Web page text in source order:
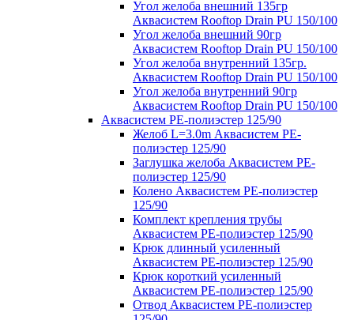
Угол желоба внешний 135гр
Аквасистем Rooftop Drain PU 150/100
Угол желоба внешний 90гр
Аквасистем Rooftop Drain PU 150/100
Угол желоба внутренний 135гр.
Аквасистем Rooftop Drain PU 150/100
Угол желоба внутренний 90гр
Аквасистем Rooftop Drain PU 150/100
Аквасистем PE-полиэстер 125/90
Желоб L=3.0m Аквасистем PE-
полиэстер 125/90
Заглушка желоба Аквасистем PE-
полиэстер 125/90
Колено Аквасистем PE-полиэстер
125/90
Комплект крепления трубы
Аквасистем PE-полиэстер 125/90
Крюк длинный усиленный
Аквасистем PE-полиэстер 125/90
Крюк короткий усиленный
Аквасистем PE-полиэстер 125/90
Отвод Аквасистем РЕ-полиэстер